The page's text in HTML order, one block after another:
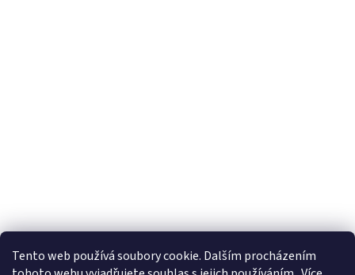
Tento web používá soubory cookie. Dalším procházením